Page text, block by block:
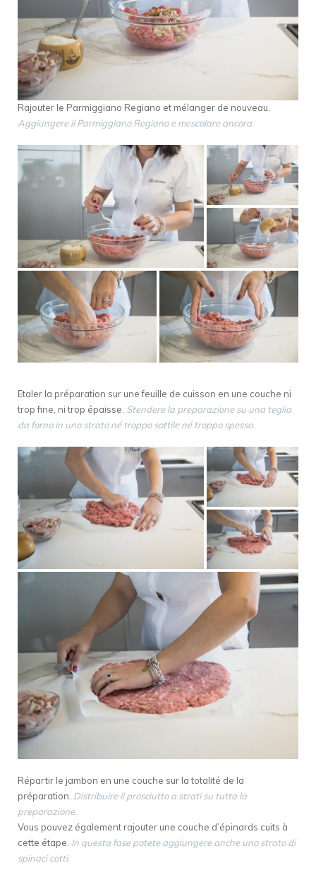
Rajouter le Parmiggiano Regiano et mélanger de nouveau.
Aggiungere il Parmiggiano Regiano e mescolare ancora.
Etaler la préparation sur une feuille de cuisson en une couche ni
trop fine, ni trop épaisse. Stendere la preparazione su una teglia
da forno in uno strato né troppo sottile né troppo spesso.
Répartir le jambon en une couche sur la totalité de la
préparation. Distribuire il prosciutto a strati su tutta la
preparazione.
Vous pouvez également rajouter une couche d’épinards cuits à
cette étape. In questa fase potete aggiungere anche uno strato di
spinaci cotti.